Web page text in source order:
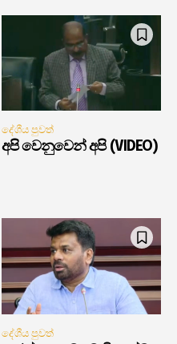
දේශීය පුවත්
අපි වෙනුවෙන් අපි (VIDEO)
දේශීය පුවත්